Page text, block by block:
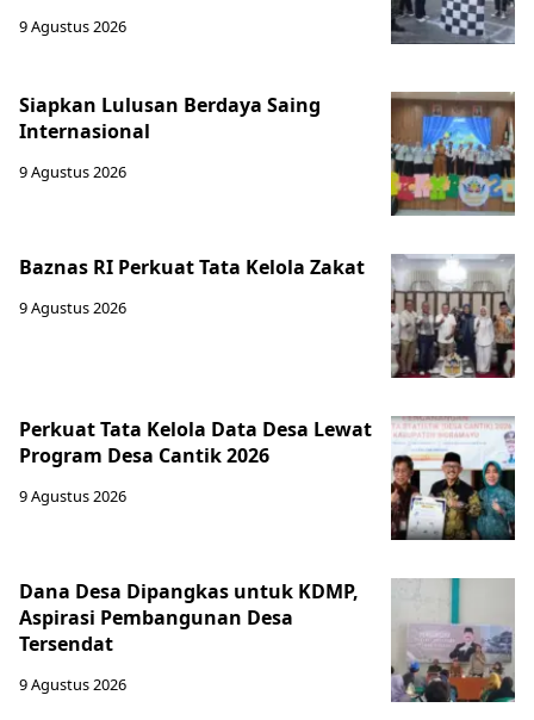
9 Agustus 2026
Siapkan Lulusan Berdaya Saing
Internasional
9 Agustus 2026
Baznas RI Perkuat Tata Kelola Zakat
9 Agustus 2026
Perkuat Tata Kelola Data Desa Lewat
Program Desa Cantik 2026
9 Agustus 2026
Dana Desa Dipangkas untuk KDMP,
Aspirasi Pembangunan Desa
Tersendat
9 Agustus 2026